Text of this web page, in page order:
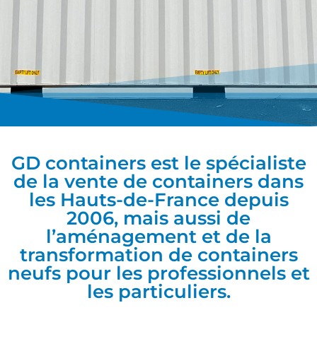
GD containers est le spécialiste
de la vente de containers dans
les Hauts-de-France depuis
2006, mais aussi de
l’aménagement et de la
transformation de containers
neufs pour les professionnels et
les particuliers.